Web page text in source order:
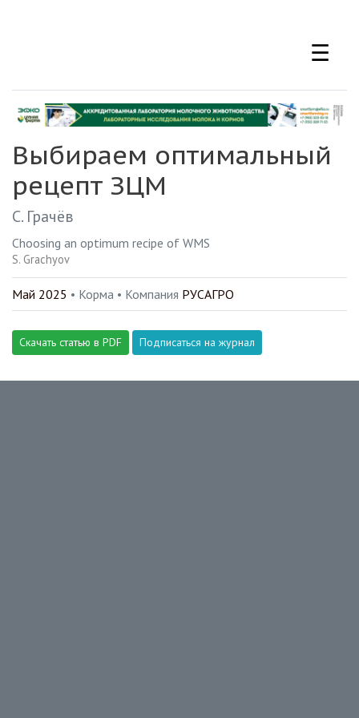
☰
Выбираем оптимальный
рецепт ЗЦМ
С. Грачёв
Choosing an optimum recipe of WMS
S. Grachyov
Май 2025 • Корма • Компания РУСАГРО
Скачать статью в PDF Подписаться на журнал